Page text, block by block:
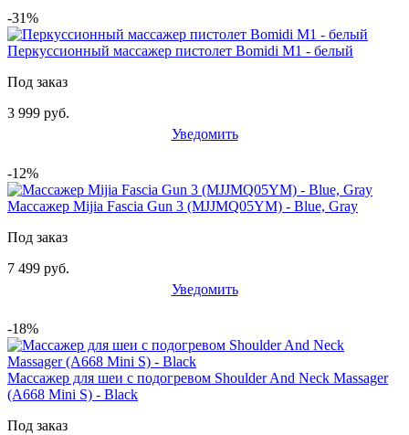
-31%
Перкуссионный массажер пистолет Bomidi M1 - белый
Под заказ
3 999 руб.
Уведомить
-12%
Массажер Mijia Fascia Gun 3 (MJJMQ05YM) - Blue, Gray
Под заказ
7 499 руб.
Уведомить
-18%
Массажер для шеи с подогревом Shoulder And Neck Massager
(A668 Mini S) - Black
Под заказ